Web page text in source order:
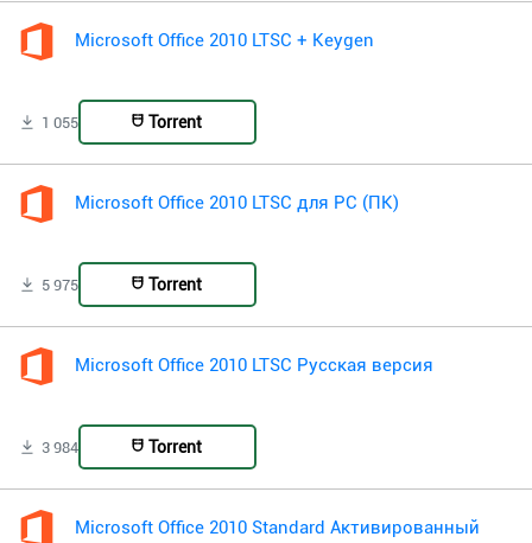
Microsoft Office 2010 LTSC + Keygen
1 055 Torrent
Microsoft Office 2010 LTSC для PC (ПК)
5 975 Torrent
Microsoft Office 2010 LTSC Русская версия
3 984 Torrent
Microsoft Office 2010 Standard Активированный